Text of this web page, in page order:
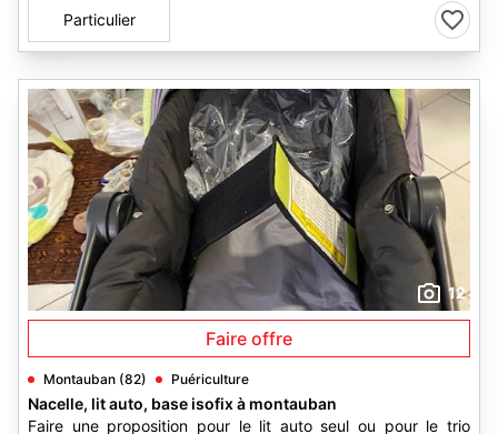
Particulier
12
Faire offre
Montauban (82) Puériculture
Nacelle, lit auto, base isofix à montauban
Faire une proposition pour le lit auto seul ou pour le trio